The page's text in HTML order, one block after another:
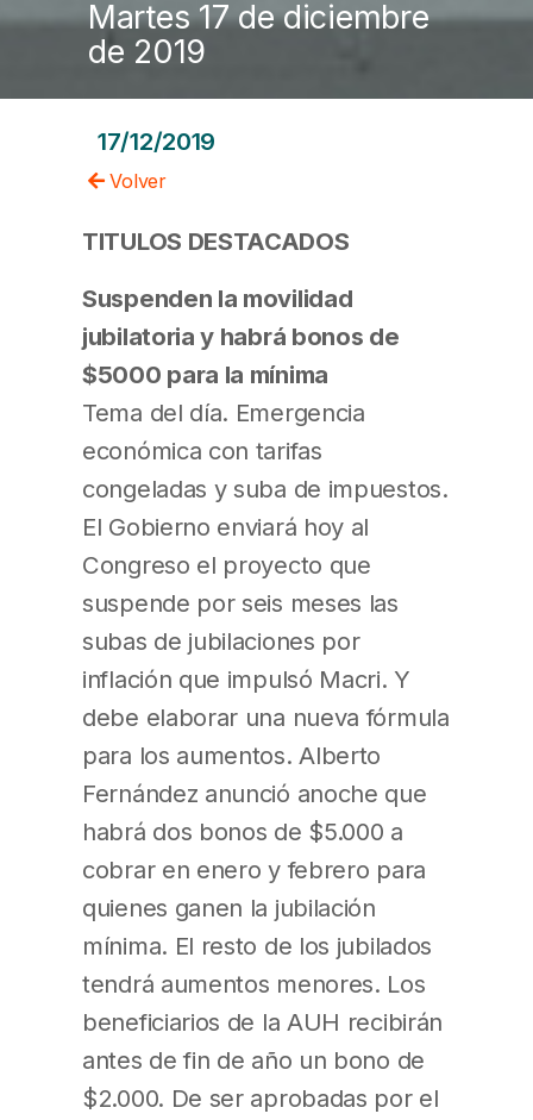
Martes 17 de diciembre
de 2019
17/12/2019
Volver
TITULOS DESTACADOS
Suspenden la movilidad
jubilatoria y habrá bonos de
$5000 para la mínima
Tema del día. Emergencia
económica con tarifas
congeladas y suba de impuestos.
El Gobierno enviará hoy al
Congreso el proyecto que
suspende por seis meses las
subas de jubilaciones por
inflación que impulsó Macri. Y
debe elaborar una nueva fórmula
para los aumentos. Alberto
Fernández anunció anoche que
habrá dos bonos de $5.000 a
cobrar en enero y febrero para
quienes ganen la jubilación
mínima. El resto de los jubilados
tendrá aumentos menores. Los
beneficiarios de la AUH recibirán
antes de fin de año un bono de
$2.000. De ser aprobadas por el